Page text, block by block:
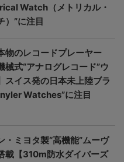
Watch（メトリカル・
）”に注目
物のレコードプレーヤー
械式“アナログレコード”ウ
スイス発の日本未上陸ブラ
Watches”に注目
・ミヨタ製“高機能”ムーヴ
載【310m防水ダイバーズ